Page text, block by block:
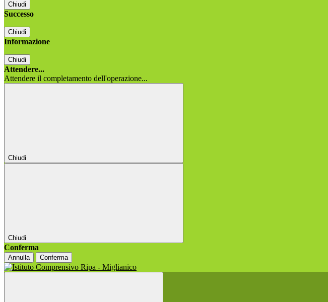
Chiudi
Successo
Chiudi
Informazione
Chiudi
Attendere...
Attendere il completamento dell'operazione...
Chiudi
Chiudi
Conferma
Annulla Conferma